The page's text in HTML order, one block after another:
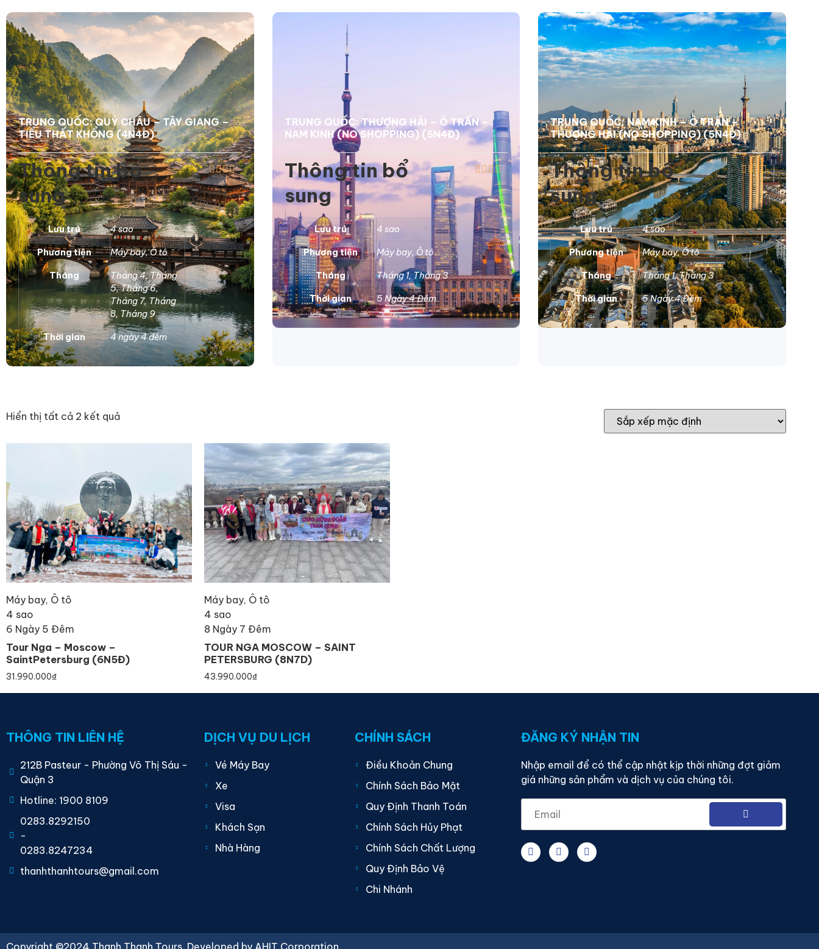
TRUNG QUỐC: QUÝ CHÂU – TÂY GIANG –
TIỂU THẤT KHỔNG (4N4Đ)
Thông tin bổ
sung
Lưu trú 4 sao
Phương tiện Máy bay,Ô tô
Tháng Tháng 4,Tháng
5,Tháng 6,
Tháng 7,Tháng
8, Tháng 9
Thời gian 4 ngày 4 đêm
TRUNG QUỐC: THƯỢNG HẢI – Ô TRẤN –
NAM KINH (NO SHOPPING) (5N4Đ)
Thông tin bổ
sung
Lưu trú 4 sao
Phương tiện Máy bay, Ô tô
Tháng Tháng 1,Tháng 3
Thời gian 5 Ngày 4 Đêm
TRUNG QUỐC: NAM KINH – Ô TRẤN –
THƯỢNG HẢI (NO SHOPPING) (5N4Đ)
Thông tin bổ
sung
Lưu trú 4 sao
Phương tiện Máy bay,Ô tô
Tháng Tháng 1,Tháng 3
Thời gian 5 Ngày 4 Đêm
Hiển thị tất cả 2 kết quả
Máy bay, Ô tô
4 sao
6 Ngày 5 Đêm
Tour Nga – Moscow –
SaintPetersburg (6N5Đ)
31.990.000₫
Máy bay, Ô tô
4 sao
8 Ngày 7 Đêm
TOUR NGA MOSCOW – SAINT
PETERSBURG (8N7D)
43.990.000₫
THÔNG TIN LIÊN HỆ
212B Pasteur - Phường Võ Thị Sáu -
Quận 3
Hotline: 1900 8109
0283.8292150
-
0283.8247234
thanhthanhtours@gmail.com
DỊCH VỤ DU LỊCH
Vé Máy Bay
Xe
Visa
Khách Sạn
Nhà Hàng
CHÍNH SÁCH
Điều Khoản Chung
Chính Sách Bảo Mật
Quy Định Thanh Toán
Chính Sách Hủy Phạt
Chính Sách Chất Lượng
Quy Định Bảo Vệ
Chi Nhánh
ĐĂNG KÝ NHẬN TIN
Nhập email để có thể cập nhật kịp thời những đợt giảm
giá những sản phẩm và dịch vụ của chúng tôi.
Copyright ©2024 Thanh Thanh Tours. Developed by AHIT Corporation